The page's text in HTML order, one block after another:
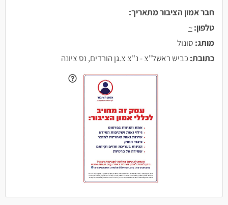
חבר אמון הציבור מתאריך:
טלפון:~
מותג: סונול
כתובת: כביש ראשל"צ - נ"צ צ.גן הורדים, נס ציונה